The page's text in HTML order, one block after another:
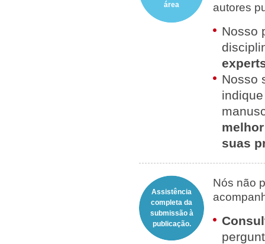
área
autores
Nosso
Nosso
suas
Assistência
completa da
submissão à
publicação.
Nós não